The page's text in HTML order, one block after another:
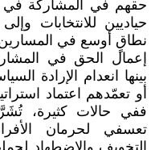
حقهم في المشاركة في
حياديين للانتخابات
نطاقٍ أوسع في المسارين
إعمال الحق في
بينها انعدام الإرادة
أو تعمّدهم اعتماد
ففي حالات كثيرة،
تعسفي لحرمان